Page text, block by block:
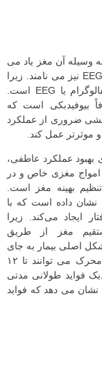
وسیله آن مغز یاد می
گیرد تا کارآمدتر عمل کند. نوروفیدبک را بیوفیدبک EEG نیز می نامند. زیرا
بر اساس فعالیت الکتریکی مغز یعنی الکتروانسفالوگرام یا EEG است.
بیوفیدبکی است که
ضروری از عملکرد
عمل کند.
عملکرد عاطفی،
امواج مغزی خاص و در
بهینه مغز است.
نشان داده است که با
ایجاد می‌کند. زیرا
مغز از طریق
اصلی بیمار به جای
پنهان کردن علائم او است. در حالی که داروهای محرک می توانند تا ۱۲
فواید طولانی مدتی
نشان می دهد که فواید